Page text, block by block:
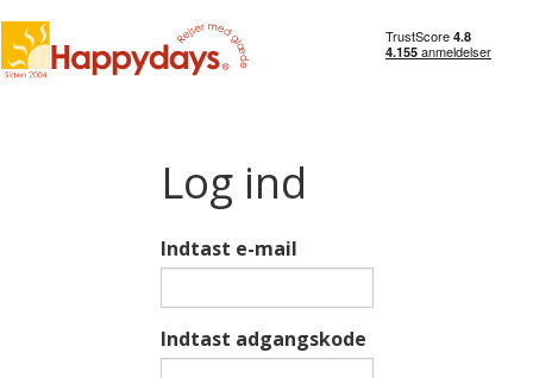
Log ind
Indtast e-mail
Indtast adgangskode